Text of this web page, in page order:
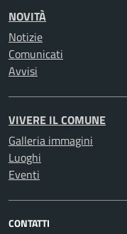
NOVITÀ
Notizie
Comunicati
Avvisi
VIVERE IL COMUNE
Galleria immagini
Luoghi
Eventi
CONTATTI